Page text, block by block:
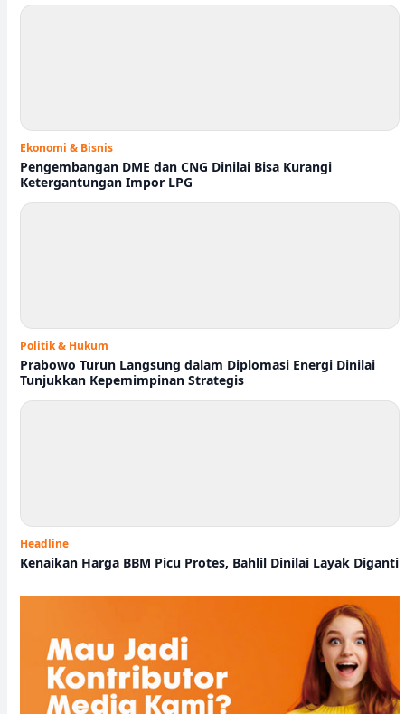
Ekonomi & Bisnis
Pengembangan DME dan CNG Dinilai Bisa Kurangi
Ketergantungan Impor LPG
Politik & Hukum
Prabowo Turun Langsung dalam Diplomasi Energi Dinilai
Tunjukkan Kepemimpinan Strategis
Headline
Kenaikan Harga BBM Picu Protes, Bahlil Dinilai Layak Diganti